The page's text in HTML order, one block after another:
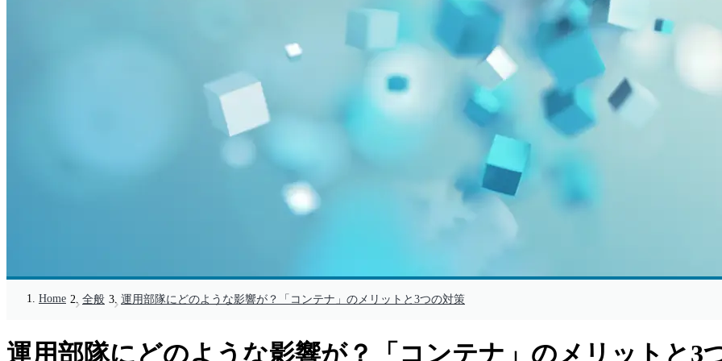
Home 全般 運用部隊にどのような影響が？「コンテナ」のメリットと3つの対策
運用部隊にどのような影響が？「コンテナ」のメリットと3